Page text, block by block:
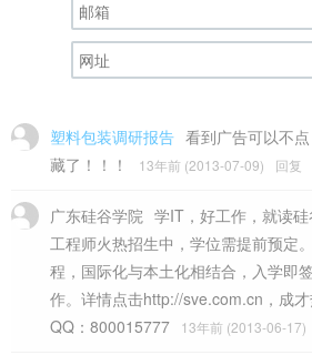
塑料包装调研报告 看到广告可以不
藏了！！！
13年前 (2013-07-09) 回复
广东硅谷学院 学IT，好工作，就读
工程师火热招生中，学位需提前预定
程，国际化与本土化相结合，入学即
作。详情点击http://sve.com.cn，成
QQ：800015777
13年前 (2013-06-17)